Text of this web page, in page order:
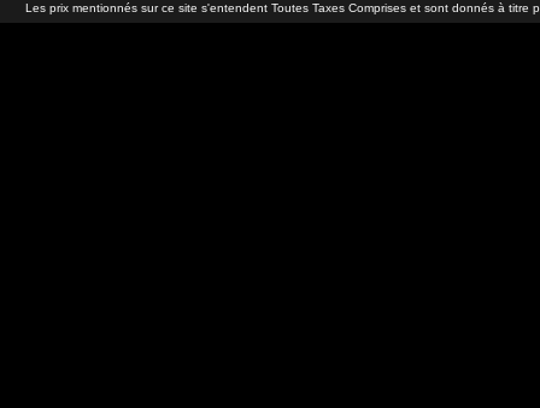
Les prix mentionnés sur ce site s'entendent Toutes Taxes Comprises et sont donnés à